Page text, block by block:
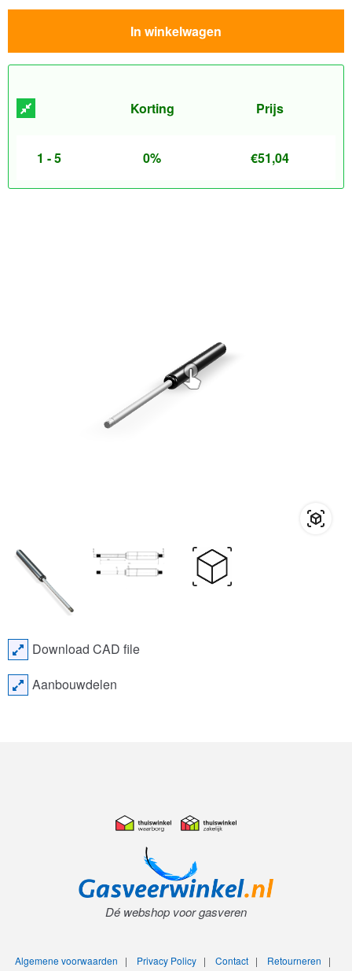
In winkelwagen
Korting Prijs
1 - 5 0% €51,04
Download CAD file
Aanbouwdelen
Dé webshop voor gasveren
Algemene voorwaarden | Privacy Policy| Contact| Retourneren |